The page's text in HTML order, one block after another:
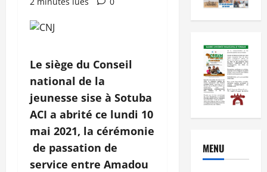
Le siège du Conseil
national de la
jeunesse sise à Sotuba
ACI a abrité ce lundi 10
mai 2021, la cérémonie
de passation de
service entre Amadou
MENU